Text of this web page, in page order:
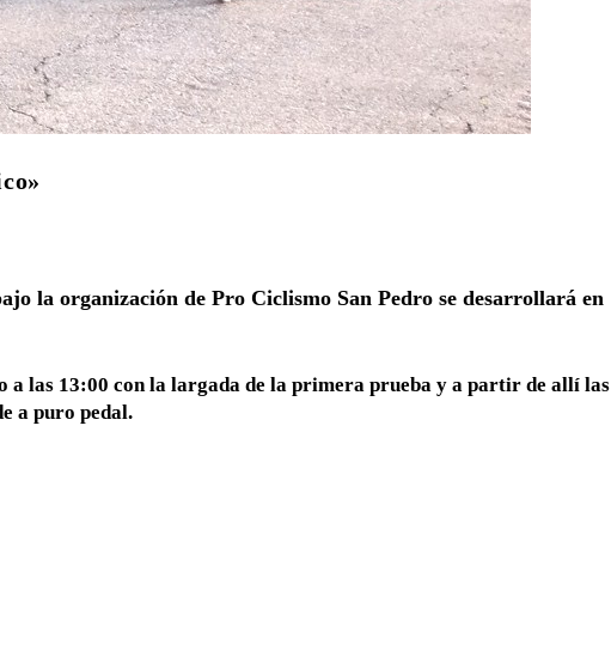
la organización de Pro Ciclismo San Pedro se desarrollará en
a las 13:00 con la largada de la primera prueba y a partir de allí las
a puro pedal.